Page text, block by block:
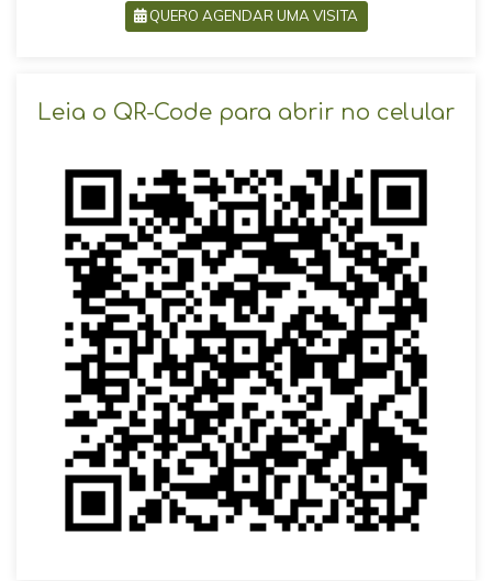
QUERO AGENDAR UMA VISITA
Leia o QR-Code para abrir no celular